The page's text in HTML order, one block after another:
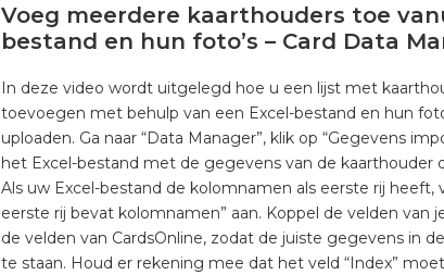
Voeg meerdere kaarthouders toe
bestand en hun foto’s – Card Data
In deze video wordt uitgelegd hoe u een lijst met
toevoegen met behulp van een Excel-bestand en hun
uploaden. Ga naar “Data Manager”, klik op “Gegevens
het Excel-bestand met de gegevens van de kaarthouder
Als uw Excel-bestand de kolomnamen als eerste rij heeft,
eerste rij bevat kolomnamen” aan. Koppel de velden van
de velden van CardsOnline, zodat de juiste gegevens in
te staan. Houd er rekening mee dat het veld “Index”